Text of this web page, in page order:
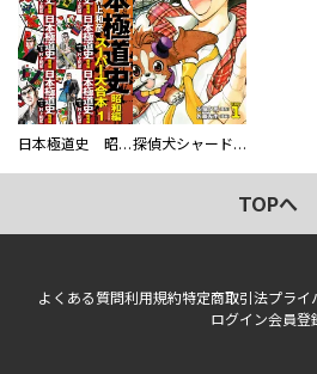
日本極道史 昭和編 スーパー大合本 探偵犬シャードック（新装版）
TOPへ
よくある質問利用規約特定商取引法プライ
ログイン会員登